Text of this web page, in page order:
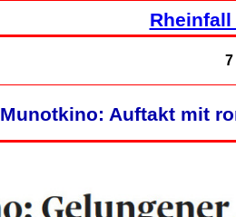
Munotkino: Auftakt mit